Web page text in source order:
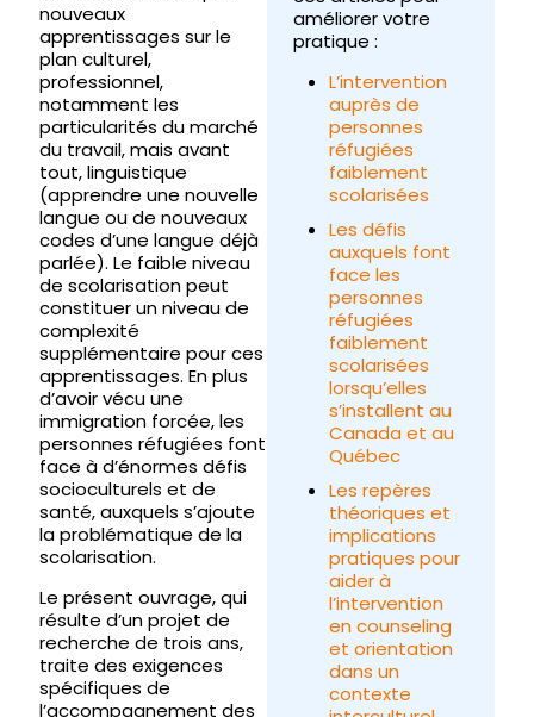
nouveaux
apprentissages sur le
plan culturel,
professionnel,
notamment les
particularités du marché
du travail, mais avant
tout, linguistique
(apprendre une nouvelle
langue ou de nouveaux
codes d’une langue déjà
parlée). Le faible niveau
de scolarisation peut
constituer un niveau de
complexité
supplémentaire pour ces
apprentissages. En plus
d’avoir vécu une
immigration forcée, les
personnes réfugiées font
face à d’énormes défis
socioculturels et de
santé, auxquels s’ajoute
la problématique de la
scolarisation.
Le présent ouvrage, qui
résulte d’un projet de
recherche de trois ans,
traite des exigences
spécifiques de
l’accompagnement des
améliorer votre
pratique :
L’intervention
auprès de
personnes
réfugiées
faiblement
scolarisées
Les défis
auxquels font
face les
personnes
réfugiées
faiblement
scolarisées
lorsqu’elles
s’installent au
Canada et au
Québec
Les repères
théoriques et
implications
pratiques pour
aider à
l’intervention
en counseling
et orientation
dans un
contexte